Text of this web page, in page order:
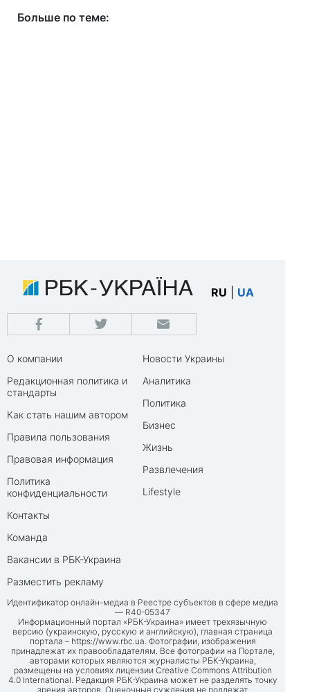
Больше по теме:
RU UA
О компании
Редакционная политика и
стандарты
Как стать нашим автором
Правила пользования
Правовая информация
Политика
конфиденциальности
Контакты
Команда
Вакансии в РБК-Украина
Разместить рекламу
Новости Украины
Аналитика
Политика
Бизнес
Жизнь
Развлечения
Lifestyle
Идентификатор онлайн-медиа в Реестре субъектов в сфере медиа
— R40-05347
Информационный портал «РБК-Украина» имеет трехязычную
версию (украинскую, русскую и английскую), главная страница
портала – https://www.rbc.ua. Фотографии, изображения
принадлежат их правообладателям. Все фотографии на Портале,
авторами которых являются журналисты РБК-Украина,
размещены на условиях лицензии Creative Commons Attribution
4.0 International. Редакция РБК-Украина может не разделять точку
зрения авторов. Оценочные суждения не подлежат